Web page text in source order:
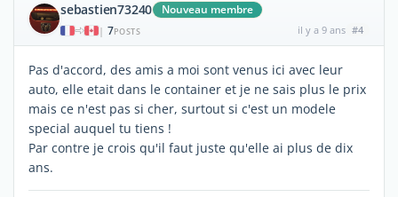
sebastien73240 Nouveau membre
| 7POSTS il y a 9 ans #4
Pas d'accord, des amis a moi sont venus ici avec leur
auto, elle etait dans le container et je ne sais plus le prix
mais ce n'est pas si cher, surtout si c'est un modele
special auquel tu tiens !
Par contre je crois qu'il faut juste qu'elle ai plus de dix
ans.